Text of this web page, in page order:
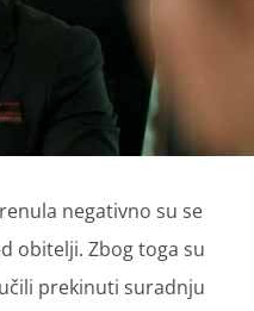
negativno su se
obitelji. Zbog toga su
prekinuti suradnju